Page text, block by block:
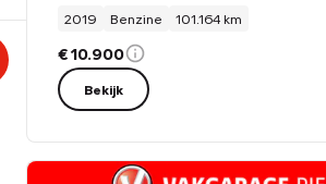
2019
Benzine 101.164 km
€ 10.900
Bekijk